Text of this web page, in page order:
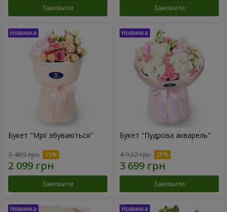
Замовити Замовити
Букет "Мрії збуваються"
2 469 грн
Замовити
Букет "Пудрова акварель"
4 932 грн
Замовити